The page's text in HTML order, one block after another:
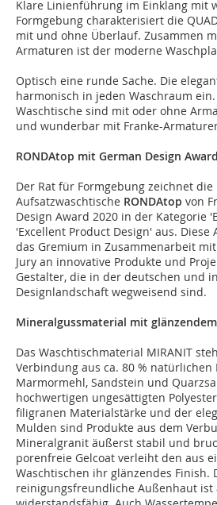
Klare Linienführung im Einklang mit
Formgebung charakterisiert die
mit und ohne Überlauf. Zusammen
Armaturen ist der moderne
Optisch eine runde Sache. Die
harmonisch in jeden Waschraum ein.
Waschtische sind mit oder ohne
und wunderbar mit Franke-
RONDAtop mit German Design
Der Rat für Formgebung zeichnet die
Aufsatzwaschtische RONDAtop von
Design Award 2020 in der Kategorie
'Excellent Product Design' aus.
das Gremium in Zusammenarbeit
Jury an innovative Produkte und
Gestalter, die in der deutschen und
Designlandschaft wegweisend sind.
Mineralgussmaterial mit
Das Waschtischmaterial MIRANIT
Verbindung aus ca. 80 %
Marmormehl, Sandstein und
hochwertigen ungesättigten
filigranen Materialstärke und der
Mulden sind Produkte aus dem
Mineralgranit äußerst stabil und
porenfreie Gelcoat verleiht den aus
Waschtischen ihr glänzendes Finish.
reinigungsfreundliche Außenhaut ist